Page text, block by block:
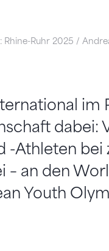
Rhine-Ruhr 2025 /
im
dabei:
-Athleten
– an den
Youth